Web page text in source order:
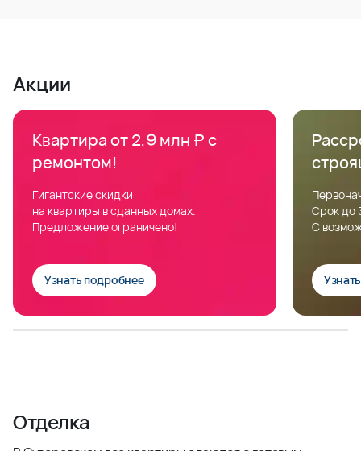
Акции
Квартира от 2,9 млн ₽ с
ремонтом!
Гигантские скидки
на квартиры в сданных домах.
Предложение ограничено!
Узнать подробнее
Срок до
С
Отделка